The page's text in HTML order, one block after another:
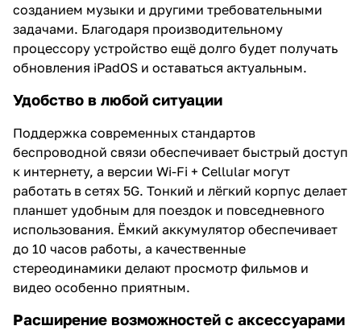
созданием музыки и другими требовательными
задачами. Благодаря производительному
процессору устройство ещё долго будет получать
обновления iPadOS и оставаться актуальным.
Удобство в любой ситуации
Поддержка современных стандартов
беспроводной связи обеспечивает быстрый доступ
к интернету, а версии Wi-Fi + Cellular могут
работать в сетях 5G. Тонкий и лёгкий корпус делает
планшет удобным для поездок и повседневного
использования. Ёмкий аккумулятор обеспечивает
до 10 часов работы, а качественные
стереодинамики делают просмотр фильмов и
видео особенно приятным.
Расширение возможностей с аксессуарами